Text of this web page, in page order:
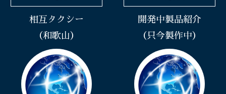
相互タクシー
（和歌山）
開発中製品紹介
（只今製作中）